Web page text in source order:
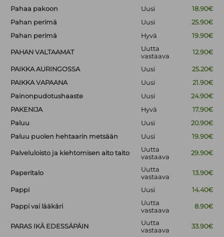
Pahaa pakoon Uusi
18.90€
Pahan perimä
Uusi
25.90€
Pahan perimä
Hyvä 19.90€
PAHAN VALTAAMAT
Uutta
vastaava
12.90€
PAIKKA AURINGOSSA Uusi
25.20€
PAIKKA VAPAANA
Uusi
21.90€
Painonpudotushaaste
Uusi
24.90€
PAKENIJA
Hyvä
17.90€
Paluu
Uusi
20.90€
Paluu puolen hehtaarin metsään
Uusi 19.90€
Palveluloisto ja kiehtomisen aito taito
Uutta
vastaava
29.90€
Paperitalo
Uutta
vastaava
13.90€
Pappi Uusi 14.40€
Pappi vai lääkäri
Uutta
vastaava
8.90€
PARAS IKÄ EDESSÄPÄIN
Uutta
vastaava
33.90€